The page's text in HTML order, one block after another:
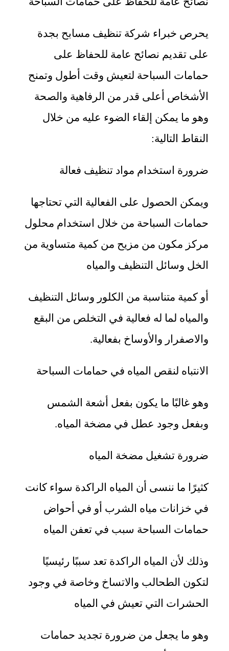
يحرص خبراء شركة تنظيف مسابح بجدة
على تقديم نصائح عامة للحفاظ على
حمامات السباحة لتعيش وقت أطول وتمنح
الأشخاص أعلى قدر من الرفاهية والصحة
وهو ما يمكن إلقاء الضوء عليه من خلال
النقاط التالية:
ضرورة استخدام مواد تنظيف فعالة
ويمكن الحصول على الفعالية التي تحتاجها
حمامات السباحة من خلال استخدام محلول
مركز مكون من مزيح من كمية متساوية من
الخل وسائل التنظيف والمياه
أو كمية متناسبة من الكلور وسائل التنظيف
والمياه لما له فعالية في التخلص من البقع
والاصفرار والأوساخ بفعالية.
الانتباه لنقص المياه في حمامات السباحة
وهو غالبًا ما يكون بفعل أشعة الشمس
وبفعل وجود عطل في مضخة المياه.
ضرورة تشغيل مضخة المياه
كثيرًا ما ننسى أن المياه الراكدة سواء كانت
في خزانات مياه الشرب أو في أحواض
حمامات السباحة سبب في تعفن المياه
وذلك لأن المياه الراكدة تعد سببًا رئيسيًا
لتكون الطحالب والاتساخ وخاصة في وجود
الحشرات التي تعيش في المياه
وهو ما يجعل من ضرورة تجديد حمامات